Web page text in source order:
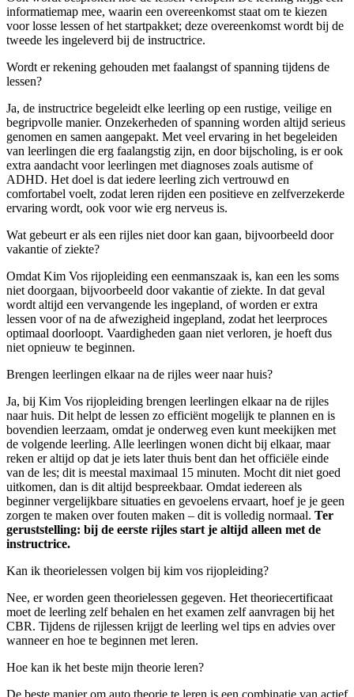
informatiemap mee, waarin een overeenkomst staat om te kiezen
voor losse lessen of het startpakket; deze overeenkomst wordt bij de
tweede les ingeleverd bij de instructrice.
Wordt er rekening gehouden met faalangst of spanning tijdens de
lessen?
Ja, de instructrice begeleidt elke leerling op een rustige, veilige en
begripvolle manier. Onzekerheden of spanning worden altijd serieus
genomen en samen aangepakt. Met veel ervaring in het begeleiden
van leerlingen die erg faalangstig zijn, en door bijscholing, is er ook
extra aandacht voor leerlingen met diagnoses zoals autisme of
ADHD. Het doel is dat iedere leerling zich vertrouwd en
comfortabel voelt, zodat leren rijden een positieve en zelfverzekerde
ervaring wordt, ook voor wie erg nerveus is.
Wat gebeurt er als een rijles niet door kan gaan, bijvoorbeeld door
vakantie of ziekte?
Omdat Kim Vos rijopleiding een eenmanszaak is, kan een les soms
niet doorgaan, bijvoorbeeld door vakantie of ziekte. In dat geval
wordt altijd een vervangende les ingepland, of worden er extra
lessen voor of na de afwezigheid ingepland, zodat het leerproces
optimaal doorloopt. Vaardigheden gaan niet verloren, je hoeft dus
niet opnieuw te beginnen.
Brengen leerlingen elkaar na de rijles weer naar huis?
Ja, bij Kim Vos rijopleiding brengen leerlingen elkaar na de rijles
naar huis. Dit helpt de lessen zo efficiënt mogelijk te plannen en is
bovendien leerzaam, omdat je onderweg even kunt meekijken met
de volgende leerling. Alle leerlingen wonen dicht bij elkaar, maar
reken er altijd op dat je iets later thuis bent dan het officiële einde
van de les; dit is meestal maximaal 15 minuten. Mocht dit niet goed
uitkomen, dan is dit altijd bespreekbaar. Omdat iedereen als
beginner vergelijkbare situaties en gevoelens ervaart, hoef je je geen
zorgen te maken over fouten maken – dit is volledig normaal. Ter
geruststelling: bij de eerste rijles start je altijd alleen met de
instructrice.
Kan ik theorielessen volgen bij kim vos rijopleiding?
Nee, er worden geen theorielessen gegeven. Het theoriecertificaat
moet de leerling zelf behalen en het examen zelf aanvragen bij het
CBR. Tijdens de rijlessen krijgt de leerling wel tips en advies over
wanneer en hoe te beginnen met leren.
Hoe kan ik het beste mijn theorie leren?
De beste manier om auto theorie te leren is een combinatie van actief